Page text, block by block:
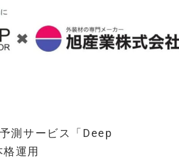
測サービス「Deep
運用